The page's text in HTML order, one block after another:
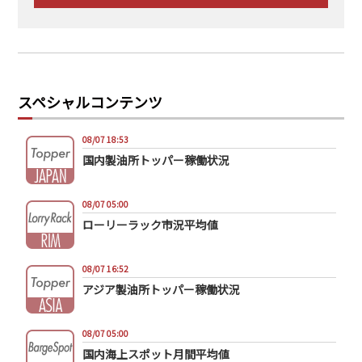
スペシャルコンテンツ
08/07 18:53
国内製油所トッパー稼働状況
08/07 05:00
ローリーラック市況平均値
08/07 16:52
アジア製油所トッパー稼働状況
08/07 05:00
国内海上スポット月間平均値